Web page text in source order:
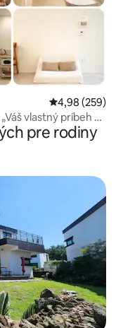
Priemerné
4,98 (259)
vlastný príbeh v
pre rodiny